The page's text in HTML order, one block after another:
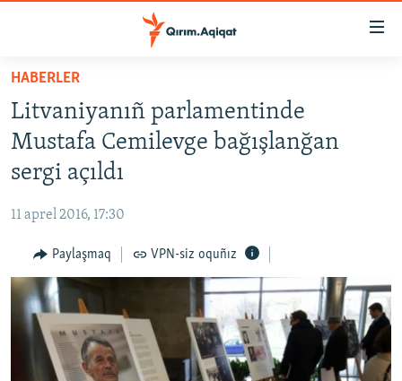
Esas
qaytmaq
Baş
navigatsiyağa
qaytmaq
Qıdıruvğa
qaytmaq
İQTİSADİYAT
MEDENİYET
İNSAN AQLARI
VİDEO
SÜRET
BLOGLAR
HABERLER
Litvaniyanıñ parlamentinde
Mustafa Cemilevge bağışlanğan
sergi açıldı
11 aprel 2016, 17:30
Paylaşmaq VPN-siz oquñız